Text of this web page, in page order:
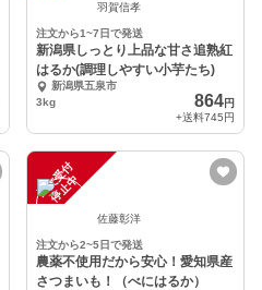
羽賀信孝
注文から1~7日で発送
新潟県しっとり上品な甘さ追熟紅
はるか(調理しやすい小芋たち)
新潟県五泉市
3kg
864円
+送料745円
注
文
受
付
停
止
中
佐藤彰洋
注文から2~5日で発送
農薬不使用だから安心！愛知県産
さつまいも！（べにはるか）